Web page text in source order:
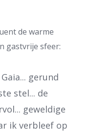
de warme
gastvrije sfeer:
gerund
stel... de
geweldige
ik verbleef op